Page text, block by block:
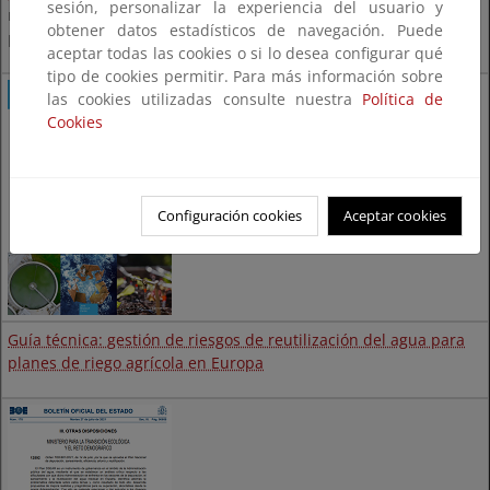
relativo a los requisitos mínimos para la reutilización del agua
publicado el 5 de agosto de 2022.
Guía técnica: gestión de riesgos de reutilización del agua para
planes de riego agrícola en Europa
sesión, personalizar la experiencia del usuario y
obtener datos estadísticos de navegación. Puede
aceptar todas las cookies o si lo desea configurar qué
tipo de cookies permitir. Para más información sobre
las cookies utilizadas consulte nuestra Política de
Cookies
Configuración cookies Aceptar cookies